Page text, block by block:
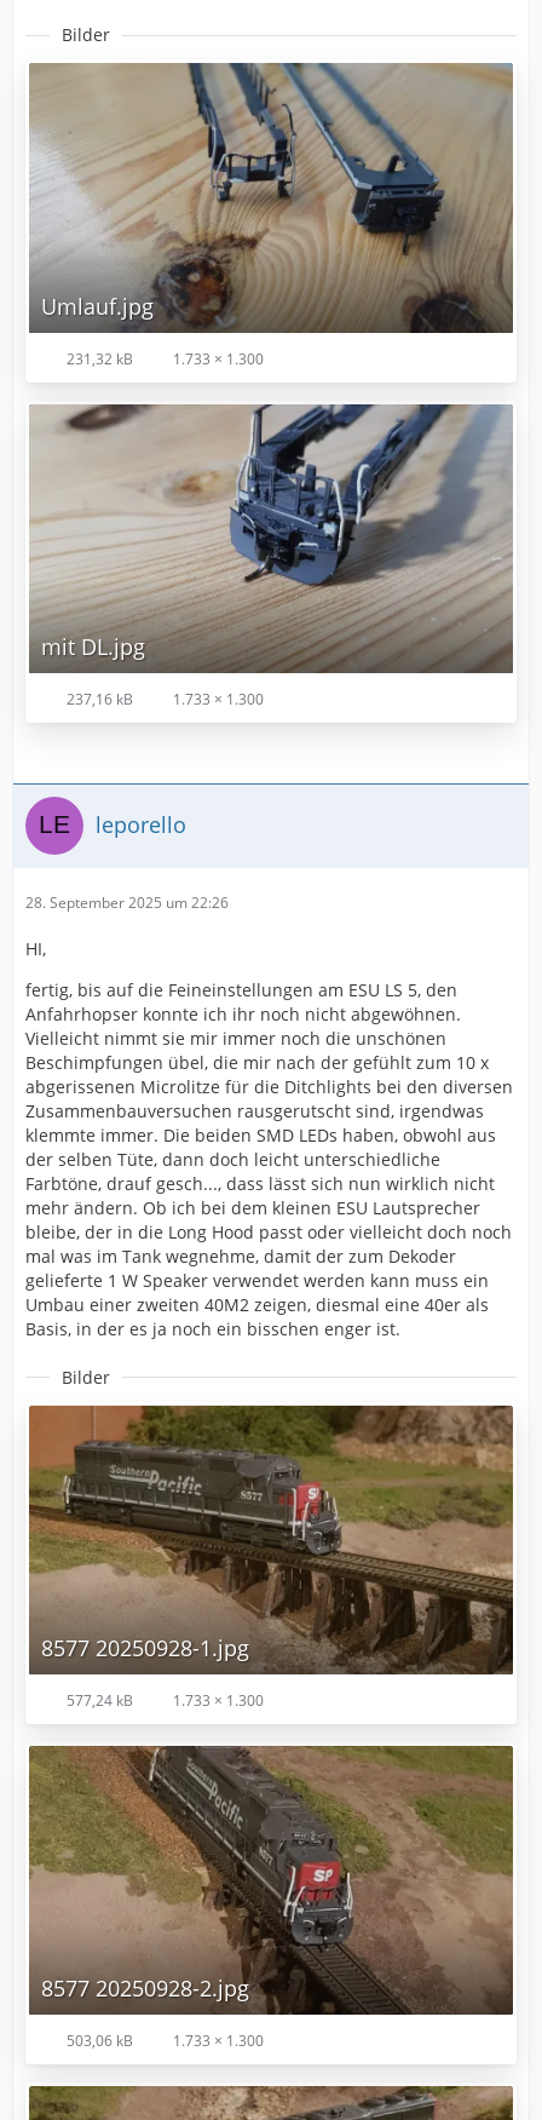
Bilder
Umlauf.jpg
231,32 kB 1.733 × 1.300
mit DL.jpg
237,16 kB 1.733 × 1.300
leporello
28. September 2025 um 22:26
HI,
fertig, bis auf die Feineinstellungen am ESU LS 5, den
Anfahrhopser konnte ich ihr noch nicht abgewöhnen.
Vielleicht nimmt sie mir immer noch die unschönen
Beschimpfungen übel, die mir nach der gefühlt zum 10 x
abgerissenen Microlitze für die Ditchlights bei den diversen
Zusammenbauversuchen rausgerutscht sind, irgendwas
klemmte immer. Die beiden SMD LEDs haben, obwohl aus
der selben Tüte, dann doch leicht unterschiedliche
Farbtöne, drauf gesch..., dass lässt sich nun wirklich nicht
mehr ändern. Ob ich bei dem kleinen ESU Lautsprecher
bleibe, der in die Long Hood passt oder vielleicht doch noch
mal was im Tank wegnehme, damit der zum Dekoder
gelieferte 1 W Speaker verwendet werden kann muss ein
Umbau einer zweiten 40M2 zeigen, diesmal eine 40er als
Basis, in der es ja noch ein bisschen enger ist.
Bilder
8577 20250928-1.jpg
577,24 kB 1.733 × 1.300
8577 20250928-2.jpg
503,06 kB 1.733 × 1.300